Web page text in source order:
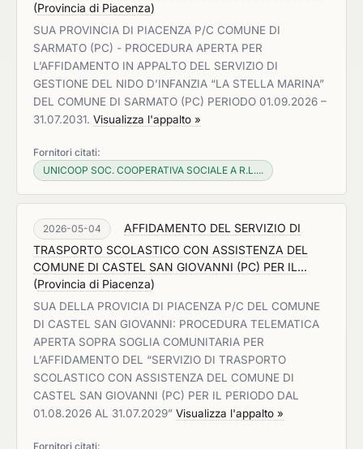
(Provincia di Piacenza)
SUA PROVINCIA DI PIACENZA P/C COMUNE DI
SARMATO (PC) - PROCEDURA APERTA PER
L’AFFIDAMENTO IN APPALTO DEL SERVIZIO DI
GESTIONE DEL NIDO D’INFANZIA “LA STELLA MARINA”
DEL COMUNE DI SARMATO (PC) PERIODO 01.09.2026 –
31.07.2031. Visualizza l'appalto »
Fornitori citati:
UNICOOP SOC. COOPERATIVA SOCIALE A R.L....
2026-05-04
AFFIDAMENTO DEL SERVIZIO DI
TRASPORTO SCOLASTICO CON ASSISTENZA DEL
COMUNE DI CASTEL SAN GIOVANNI (PC) PER IL...
(Provincia di Piacenza)
SUA DELLA PROVICIA DI PIACENZA P/C DEL COMUNE
DI CASTEL SAN GIOVANNI: PROCEDURA TELEMATICA
APERTA SOPRA SOGLIA COMUNITARIA PER
L’AFFIDAMENTO DEL “SERVIZIO DI TRASPORTO
SCOLASTICO CON ASSISTENZA DEL COMUNE DI
CASTEL SAN GIOVANNI (PC) PER IL PERIODO DAL
01.08.2026 AL 31.07.2029” Visualizza l'appalto »
Fornitori citati: